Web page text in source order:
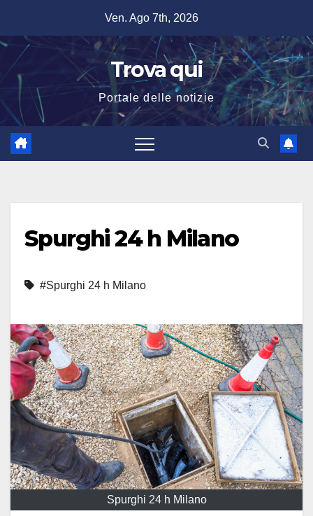
contenuto
Ven. Ago 7th, 2026
Trova qui
Portale delle notizie
Spurghi 24 h Milano
#Spurghi 24 h Milano
Spurghi 24 h Milano